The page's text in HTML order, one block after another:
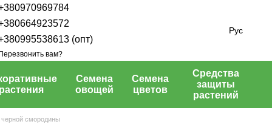
(опт)
вам?
Рус
Семена
овощей
Семена
цветов
Средства
защиты
растений
смородины